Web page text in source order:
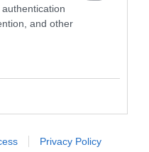
and other
Privacy Policy
KÉSZÜLT
TAROLNI!